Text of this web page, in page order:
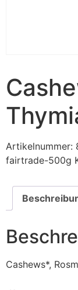
Artikelnummer:
fairtrade-500g
Cashews*,